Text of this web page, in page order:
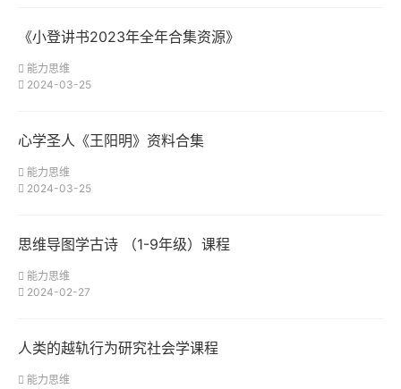
《小登讲书2023年全年合集资源》
能力思维
2024-03-25
心学圣人《王阳明》资料合集
能力思维
2024-03-25
思维导图学古诗 （1-9年级）课程
能力思维
2024-02-27
人类的越轨行为研究社会学课程
能力思维